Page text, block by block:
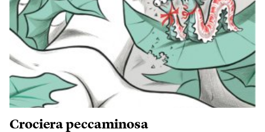
Crociera peccaminosa